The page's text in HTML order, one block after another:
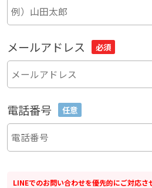
メールアドレス 必須
電話番号 任意
LINEでのお問い合わせを優先的にご対応さ